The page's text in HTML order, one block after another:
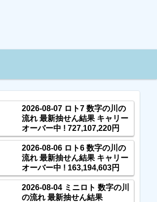
2026-08-07 ロト7 数字の川の
流れ 最新抽せん結果 キャリー
オーバー中 ! 727,107,220円
2026-08-06 ロト6 数字の川の
流れ 最新抽せん結果 キャリー
オーバー中 ! 163,194,603円
2026-08-04 ミニロト 数字の川
の流れ 最新抽せん結果